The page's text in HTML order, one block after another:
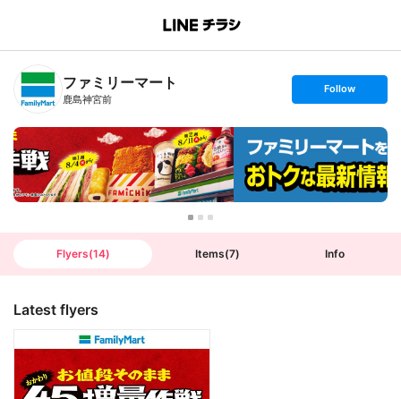
B
n
T
ファミリーマート
鹿島神宮前
s
t
o
l
w
Follow
Flyers(14) Items(7) Info
Latest flyers